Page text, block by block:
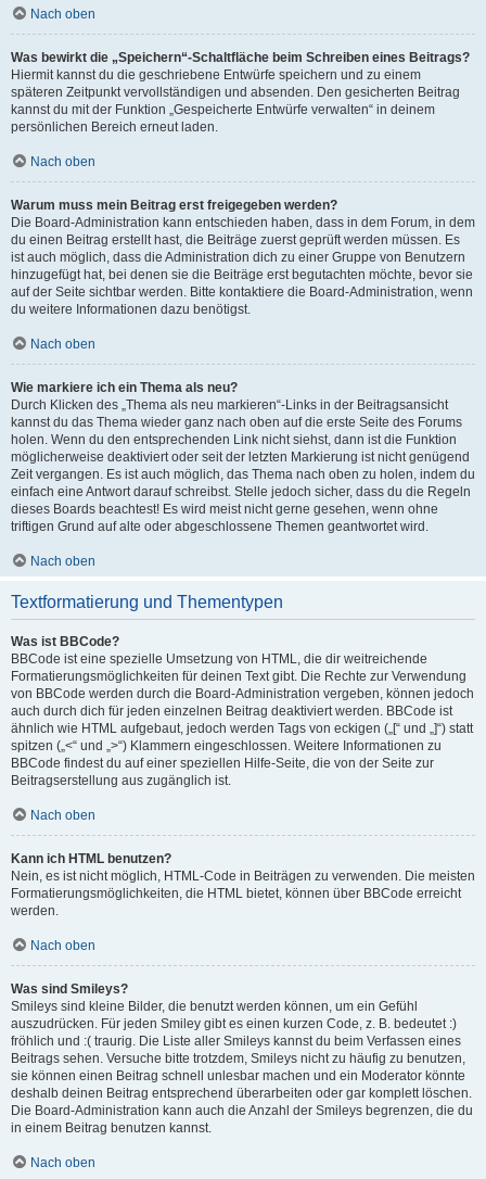
Nach oben
Was bewirkt die „Speichern“-Schaltfläche beim Schreiben eines Beitrags?
Hiermit kannst du die geschriebene Entwürfe speichern und zu einem
späteren Zeitpunkt vervollständigen und absenden. Den gesicherten Beitrag
kannst du mit der Funktion „Gespeicherte Entwürfe verwalten“ in deinem
persönlichen Bereich erneut laden.
Nach oben
Warum muss mein Beitrag erst freigegeben werden?
Die Board-Administration kann entschieden haben, dass in dem Forum, in dem
du einen Beitrag erstellt hast, die Beiträge zuerst geprüft werden müssen. Es
ist auch möglich, dass die Administration dich zu einer Gruppe von Benutzern
hinzugefügt hat, bei denen sie die Beiträge erst begutachten möchte, bevor sie
auf der Seite sichtbar werden. Bitte kontaktiere die Board-Administration, wenn
du weitere Informationen dazu benötigst.
Nach oben
Wie markiere ich ein Thema als neu?
Durch Klicken des „Thema als neu markieren“-Links in der Beitragsansicht
kannst du das Thema wieder ganz nach oben auf die erste Seite des Forums
holen. Wenn du den entsprechenden Link nicht siehst, dann ist die Funktion
möglicherweise deaktiviert oder seit der letzten Markierung ist nicht genügend
Zeit vergangen. Es ist auch möglich, das Thema nach oben zu holen, indem du
einfach eine Antwort darauf schreibst. Stelle jedoch sicher, dass du die Regeln
dieses Boards beachtest! Es wird meist nicht gerne gesehen, wenn ohne
triftigen Grund auf alte oder abgeschlossene Themen geantwortet wird.
Nach oben
Textformatierung und Thementypen
Was ist BBCode?
BBCode ist eine spezielle Umsetzung von HTML, die dir weitreichende
Formatierungsmöglichkeiten für deinen Text gibt. Die Rechte zur Verwendung
von BBCode werden durch die Board-Administration vergeben, können jedoch
auch durch dich für jeden einzelnen Beitrag deaktiviert werden. BBCode ist
ähnlich wie HTML aufgebaut, jedoch werden Tags von eckigen („[“ und „]“) statt
spitzen („<“ und „>“) Klammern eingeschlossen. Weitere Informationen zu
BBCode findest du auf einer speziellen Hilfe-Seite, die von der Seite zur
Beitragserstellung aus zugänglich ist.
Nach oben
Kann ich HTML benutzen?
Nein, es ist nicht möglich, HTML-Code in Beiträgen zu verwenden. Die meisten
Formatierungsmöglichkeiten, die HTML bietet, können über BBCode erreicht
werden.
Nach oben
Was sind Smileys?
Smileys sind kleine Bilder, die benutzt werden können, um ein Gefühl
auszudrücken. Für jeden Smiley gibt es einen kurzen Code, z. B. bedeutet :)
fröhlich und :( traurig. Die Liste aller Smileys kannst du beim Verfassen eines
Beitrags sehen. Versuche bitte trotzdem, Smileys nicht zu häufig zu benutzen,
sie können einen Beitrag schnell unlesbar machen und ein Moderator könnte
deshalb deinen Beitrag entsprechend überarbeiten oder gar komplett löschen.
Die Board-Administration kann auch die Anzahl der Smileys begrenzen, die du
in einem Beitrag benutzen kannst.
Nach oben